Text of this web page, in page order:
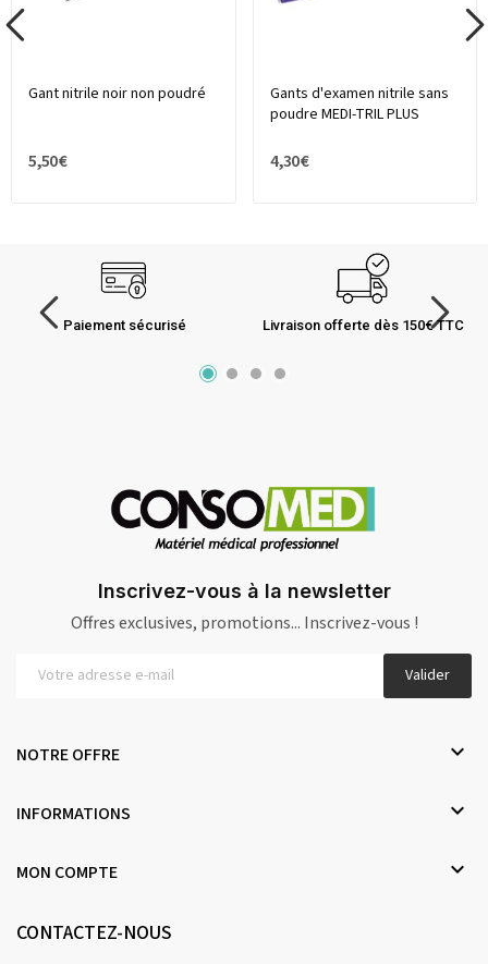
Gant nitrile noir non poudré
5,50 €
Gants d'examen nitrile sans
poudre MEDI-TRIL PLUS
4,30 €
Paiement sécurisé Livraison offerte dès 150€ TTC
Inscrivez-vous à la newsletter
Offres exclusives, promotions... Inscrivez-vous !
Valider
NOTRE OFFRE 
INFORMATIONS 
MON COMPTE 
CONTACTEZ-NOUS